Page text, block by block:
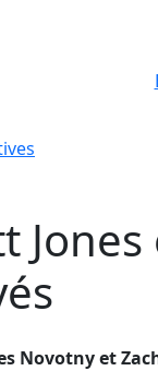
Novotny et